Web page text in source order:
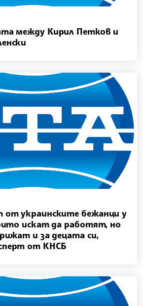
между Кирил Петков и
от украинските бежанци у
искат да работят, но
и за децата си,
от КНСБ